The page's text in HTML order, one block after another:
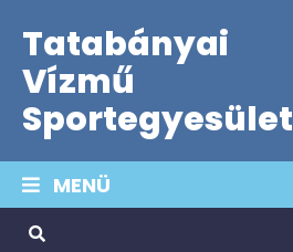
Tatabányai
Vízmű
Sportegyesület
MENÜ